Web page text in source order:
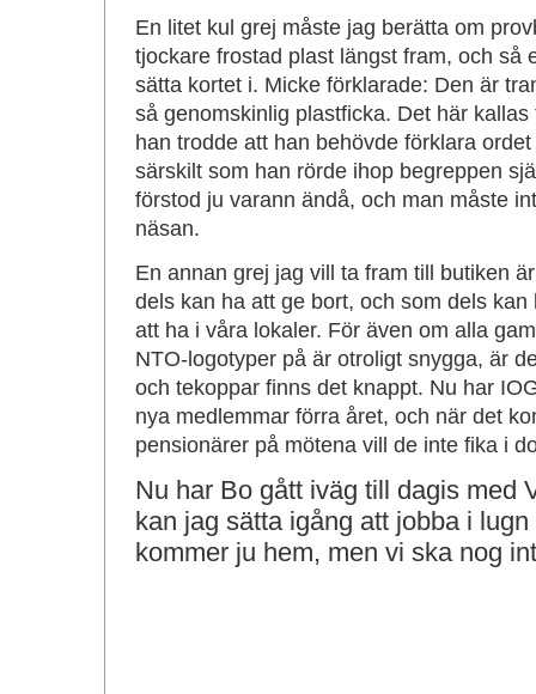
En litet kul grej måste jag berätta om
tjockare frostad plast längst fram, och så
sätta kortet i. Micke förklarade: Den är
så genomskinlig plastficka. Det här
han trodde att han behövde förklara
särskilt som han rörde ihop begreppen
förstod ju varann ändå, och man måste
näsan.
En annan grej jag vill ta fram till butiken
dels kan ha att ge bort, och som dels
att ha i våra lokaler. För även om alla
NTO-logotyper på är otroligt snygga, är
och tekoppar finns det knappt. Nu har
nya medlemmar förra året, och när det
pensionärer på mötena vill de inte fika i
Nu har Bo gått iväg till dagis med
kan jag sätta igång att jobba i
kommer ju hem, men vi ska nog